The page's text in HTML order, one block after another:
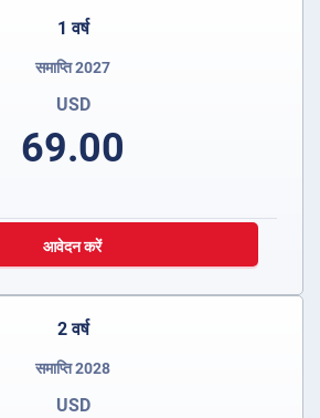
1 वर्ष
समाप्ति 2027
USD
69.00
आवेदन करें
2 वर्ष
समाप्ति 2028
USD